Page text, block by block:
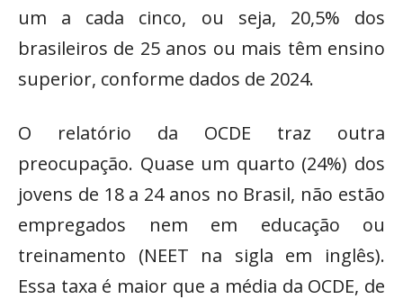
um a cada cinco, ou seja, 20,5% dos
brasileiros de 25 anos ou mais têm ensino
superior, conforme dados de 2024.
O relatório da OCDE traz outra
preocupação. Quase um quarto (24%) dos
jovens de 18 a 24 anos no Brasil, não estão
empregados nem em educação ou
treinamento (NEET na sigla em inglês).
Essa taxa é maior que a média da OCDE, de